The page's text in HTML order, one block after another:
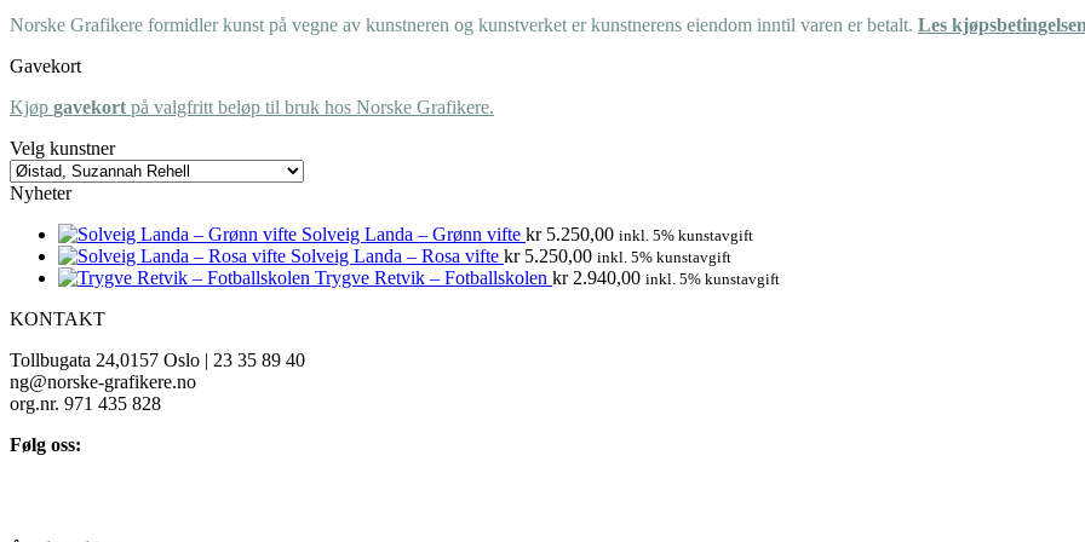
Norske Grafikere formidler kunst på vegne av kunstneren og kunstverket er kunstnerens eiendom inntil varen er betalt. Les
Gavekort
Kjøp gavekort på valgfritt beløp til bruk hos Norske Grafikere.
Velg kunstner
Nyheter
Solveig Landa – Grønn vifte kr5.250,00 inkl. 5% kunstavgift
Solveig Landa – Rosa vifte kr5.250,00 inkl. 5% kunstavgift
Trygve Retvik – Fotballskolen kr2.940,00 inkl. 5% kunstavgift
KONTAKT
Tollbugata 24,0157 Oslo | 23 35 89 40
ng@norske-grafikere.no
org.nr. 971 435 828
Følg oss: